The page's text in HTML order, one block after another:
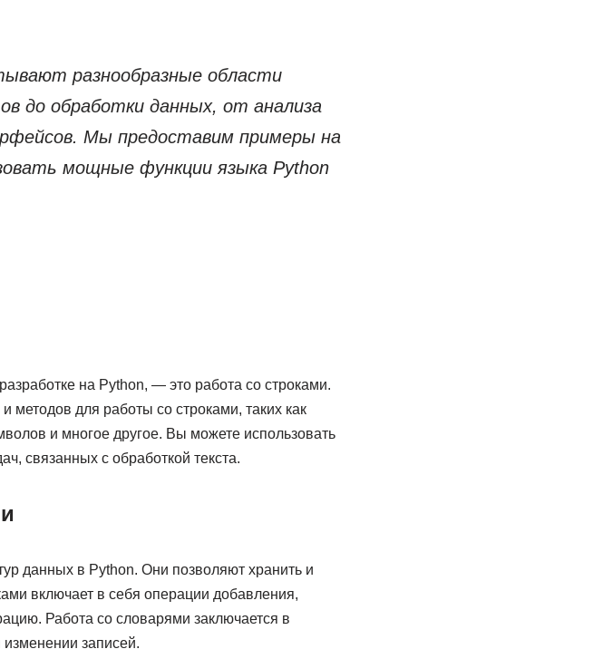
разнообразные области
до обработки данных, от анализа
Мы предоставим примеры на
мощные функции языка Python
на Python, — это работа со строками.
методов для работы со строками, таких как
и многое другое. Вы можете использовать
связанных с обработкой текста.
данных в Python. Они позволяют хранить и
включает в себя операции добавления,
Работа со словарями заключается в
записей.